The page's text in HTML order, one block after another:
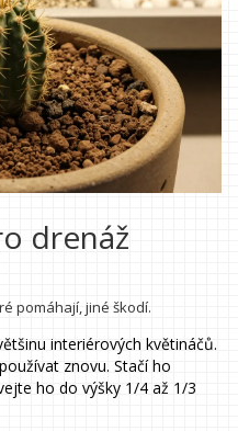
drenáž
pomáhají, jiné škodí.
interiérových květináčů.
znovu. Stačí ho
ho do výšky 1/4 až 1/3